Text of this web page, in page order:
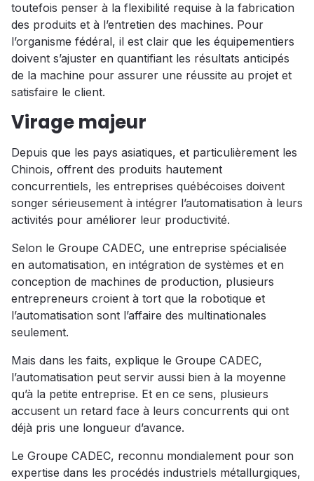
toutefois penser à la flexibilité requise à la fabrication
des produits et à l’entretien des machines. Pour
l’organisme fédéral, il est clair que les équipementiers
doivent s’ajuster en quantifiant les résultats anticipés
de la machine pour assurer une réussite au projet et
satisfaire le client.
Virage majeur
Depuis que les pays asiatiques, et particulièrement les
Chinois, offrent des produits hautement
concurrentiels, les entreprises québécoises doivent
songer sérieusement à intégrer l’automatisation à leurs
activités pour améliorer leur productivité.
Selon le Groupe CADEC, une entreprise spécialisée
en automatisation, en intégration de systèmes et en
conception de machines de production, plusieurs
entrepreneurs croient à tort que la robotique et
l’automatisation sont l’affaire des multinationales
seulement.
Mais dans les faits, explique le Groupe CADEC,
l’automatisation peut servir aussi bien à la moyenne
qu’à la petite entreprise. Et en ce sens, plusieurs
accusent un retard face à leurs concurrents qui ont
déjà pris une longueur d’avance.
Le Groupe CADEC, reconnu mondialement pour son
expertise dans les procédés industriels métallurgiques,